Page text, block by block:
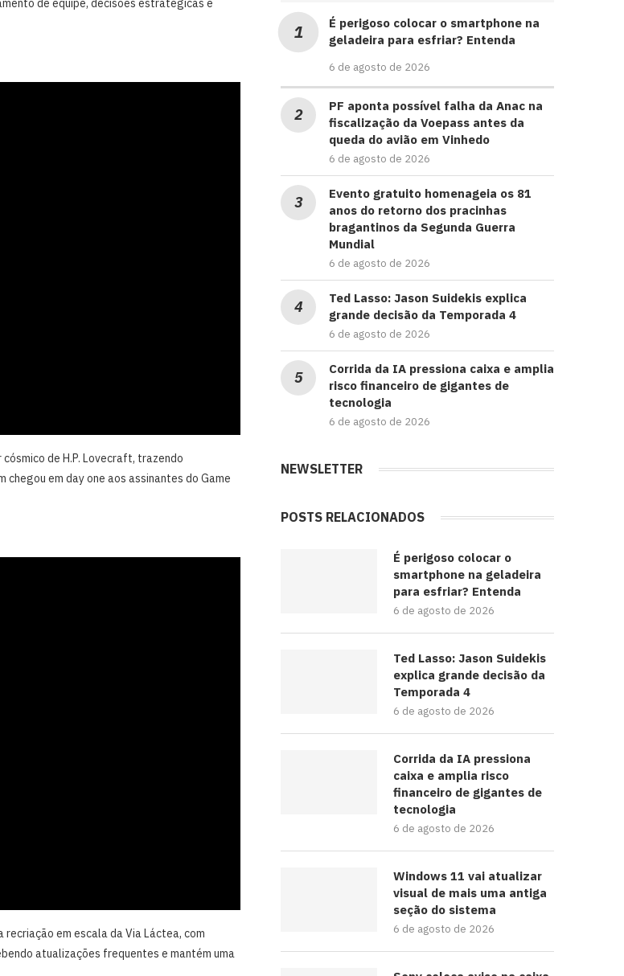
de equipe, decisões estratégicas e
de H.P. Lovecraft, trazendo
em day one aos assinantes do Game
em escala da Via Láctea, com
atualizações frequentes e mantém uma
É perigoso colocar o smartphone na
geladeira para esfriar? Entenda
6 de agosto de 2026
PF aponta possível falha da Anac na
fiscalização da Voepass antes da
queda do avião em Vinhedo
6 de agosto de 2026
Evento gratuito homenageia os 81
anos do retorno dos pracinhas
bragantinos da Segunda Guerra
Mundial
6 de agosto de 2026
Ted Lasso: Jason Suidekis explica
grande decisão da Temporada 4
6 de agosto de 2026
Corrida da IA pressiona caixa e amplia
risco financeiro de gigantes de
tecnologia
6 de agosto de 2026
NEWSLETTER
POSTS RELACIONADOS
É perigoso colocar o
smartphone na geladeira
para esfriar? Entenda
6 de agosto de 2026
Ted Lasso: Jason Suidekis
explica grande decisão da
Temporada 4
6 de agosto de 2026
Corrida da IA pressiona
caixa e amplia risco
financeiro de gigantes de
tecnologia
6 de agosto de 2026
Windows 11 vai atualizar
visual de mais uma antiga
seção do sistema
6 de agosto de 2026